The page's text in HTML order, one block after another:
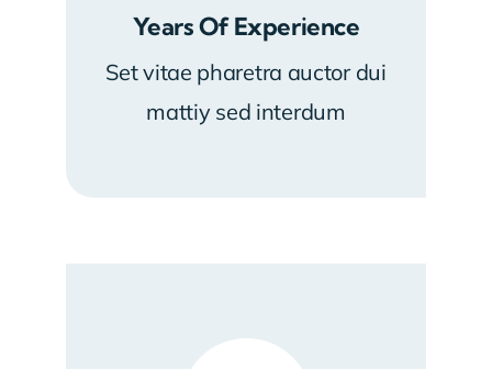
Years Of Experience
Set vitae pharetra auctor dui
mattiy sed interdum